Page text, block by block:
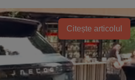
Citește articolul